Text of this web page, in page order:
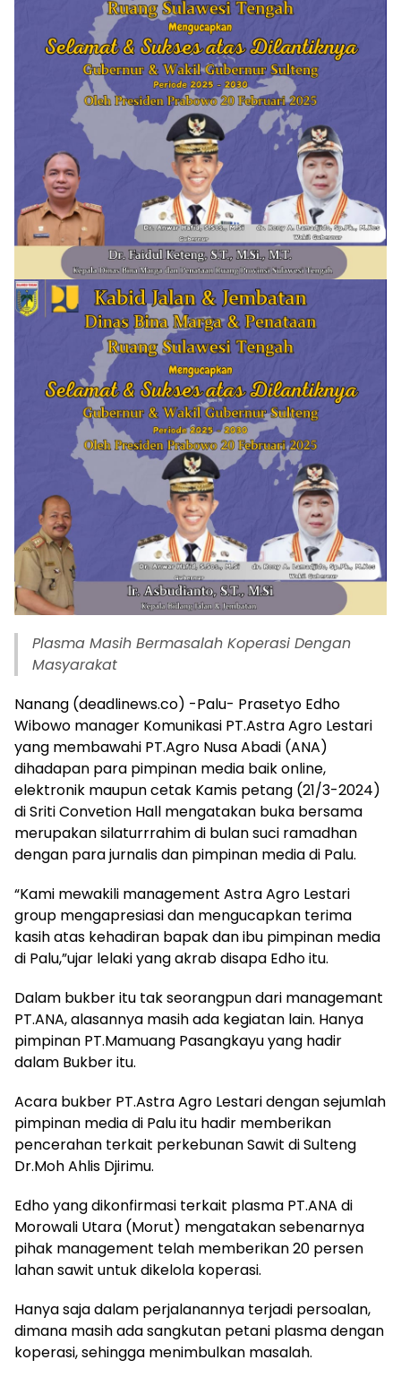
Plasma Masih Bermasalah Koperasi Dengan
Masyarakat
Nanang (deadlinews.co) -Palu- Prasetyo Edho
Wibowo manager Komunikasi PT.Astra Agro Lestari
yang membawahi PT.Agro Nusa Abadi (ANA)
dihadapan para pimpinan media baik online,
elektronik maupun cetak Kamis petang (21/3-2024)
di Sriti Convetion Hall mengatakan buka bersama
merupakan silaturrrahim di bulan suci ramadhan
dengan para jurnalis dan pimpinan media di Palu.
“Kami mewakili management Astra Agro Lestari
group mengapresiasi dan mengucapkan terima
kasih atas kehadiran bapak dan ibu pimpinan media
di Palu,”ujar lelaki yang akrab disapa Edho itu.
Dalam bukber itu tak seorangpun dari managemant
PT.ANA, alasannya masih ada kegiatan lain. Hanya
pimpinan PT.Mamuang Pasangkayu yang hadir
dalam Bukber itu.
Acara bukber PT.Astra Agro Lestari dengan sejumlah
pimpinan media di Palu itu hadir memberikan
pencerahan terkait perkebunan Sawit di Sulteng
Dr.Moh Ahlis Djirimu.
Edho yang dikonfirmasi terkait plasma PT.ANA di
Morowali Utara (Morut) mengatakan sebenarnya
pihak management telah memberikan 20 persen
lahan sawit untuk dikelola koperasi.
Hanya saja dalam perjalanannya terjadi persoalan,
dimana masih ada sangkutan petani plasma dengan
koperasi, sehingga menimbulkan masalah.